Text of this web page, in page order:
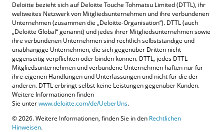
Deloitte bezieht sich auf Deloitte Touche Tohmatsu Limited (DTTL), ihr
weltweites Netzwerk von Mitgliedsunternehmen und ihre verbundenen
Unternehmen (zusammen die „Deloitte-Organisation“). DTTL (auch
„Deloitte Global“ genannt) und jedes ihrer Mitgliedsunternehmen sowie
ihre verbundenen Unternehmen sind rechtlich selbstständige und
unabhängige Unternehmen, die sich gegenüber Dritten nicht
gegenseitig verpflichten oder binden können. DTTL, jedes DTTL-
Mitgliedsunternehmen und verbundene Unternehmen haften nur für
ihre eigenen Handlungen und Unterlassungen und nicht für die der
anderen. DTTL erbringt selbst keine Leistungen gegenüber Kunden.
Weitere Informationen finden
Sie unterwww.deloitte.com/de/UeberUns.
© 2026. Weitere Informationen, finden Sie in den Rechtlichen
Hinweisen.